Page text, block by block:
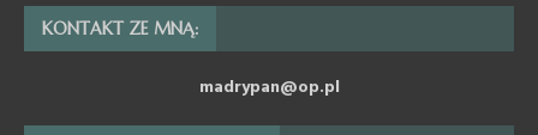
KONTAKT ZE MNĄ:
madrypan@op.pl